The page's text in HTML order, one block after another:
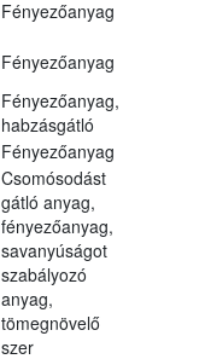
Fényezőanyag
Fényezőanyag
Fényezőanyag,
habzásgátló
Fényezőanyag
Csomósodást
gátló anyag,
fényezőanyag,
savanyúságot
szabályozó
anyag,
tömegnövelő
szer